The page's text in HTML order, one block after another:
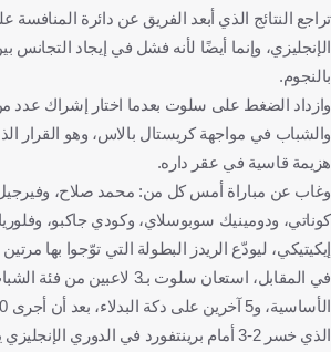
تراجع النتائج الذي أبعد الفريق عن دائرة
الإنجليزي، وإنما أيضًا لأنه فشل في إيجاد التجانس
بالنجوم.
وازداد الضغط على سلوت بعدما اختار إشراك عدد من
والشباب في مواجهة كريستال بالاس، وهو القرار
هزيمة قاسية في عقر داره.
وغاب عن مباراة أمس كل من: محمد صلاح، وفيرجيل
كوناتي، ودومينيك سوبوسلاي، وكودي جاكبو،
إيكيتيكي، ليودّع الريدز البطولة التي توّجوا بها مرتين في
في المقابل، استعان سلوت بـ3
الذي خسر 2-3 أمام برينتفورد في الدوري الإنجليزي يوم السبت الماضي.